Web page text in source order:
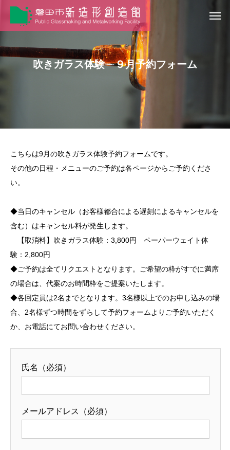
吹きガラス体験 ９月予約フォーム
こちらは9月の吹きガラス体験予約フォームです。
その他の日程・メニューのご予約は各ページからご予約くださ
い。
◆当日のキャンセル（お客様都合による遅刻によるキャンセルを
含む）はキャンセル料が発生します。
【取消料】吹きガラス体験：3,800円 ペーパーウェイト体
験：2,800円
◆ご予約は全てリクエストとなります。ご希望の枠がすでに満席
の場合は、代案のお時間枠をご提案いたします。
◆各回定員は2名までとなります。3名様以上でのお申し込みの場
合、2名様ずつ時間をずらして予約フォームよりご予約いただく
か、お電話にてお問い合わせください。
氏名（必須）
メールアドレス（必須）